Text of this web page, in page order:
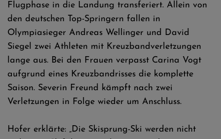
Flugphase in die Landung transferiert. Allein von
den deutschen Top-Springern fallen in
Olympiasieger Andreas Wellinger und David
Siegel zwei Athleten mit Kreuzbandverletzungen
lange aus. Bei den Frauen verpasst Carina Vogt
aufgrund eines Kreuzbandrisses die komplette
Saison. Severin Freund kämpft nach zwei
Verletzungen in Folge wieder um Anschluss.
Hofer erklärte: „Die Skisprung-Ski werden nicht